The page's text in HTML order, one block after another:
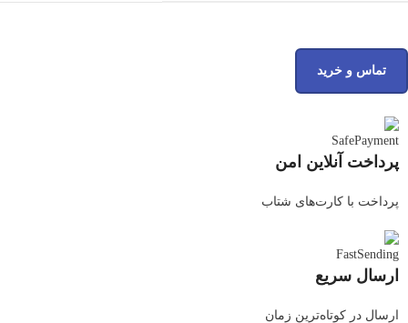
تماس و خرید
پرداخت آنلاین امن
پرداخت با کارت‌های شتاب
ارسال سریع
ارسال در کوتاه‌ترین زمان